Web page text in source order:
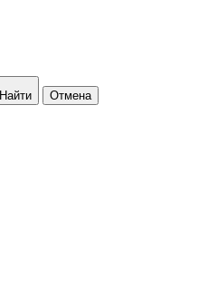
Найти Отмена